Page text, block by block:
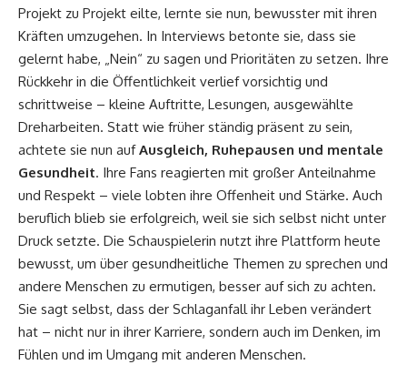
Projekt zu Projekt eilte, lernte sie nun, bewusster mit ihren
Kräften umzugehen. In Interviews betonte sie, dass sie
gelernt habe, „Nein“ zu sagen und Prioritäten zu setzen. Ihre
Rückkehr in die Öffentlichkeit verlief vorsichtig und
schrittweise – kleine Auftritte, Lesungen, ausgewählte
Dreharbeiten. Statt wie früher ständig präsent zu sein,
achtete sie nun aufAusgleich, Ruhepausen und mentale
Gesundheit. Ihre Fans reagierten mit großer Anteilnahme
und Respekt – viele lobten ihre Offenheit und Stärke. Auch
beruflich blieb sie erfolgreich, weil sie sich selbst nicht unter
Druck setzte. Die Schauspielerin nutzt ihre Plattform heute
bewusst, um über gesundheitliche Themen zu sprechen und
andere Menschen zu ermutigen, besser auf sich zu achten.
Sie sagt selbst, dass der Schlaganfall ihr Leben verändert
hat – nicht nur in ihrer Karriere, sondern auch im Denken, im
Fühlen und im Umgang mit anderen Menschen.